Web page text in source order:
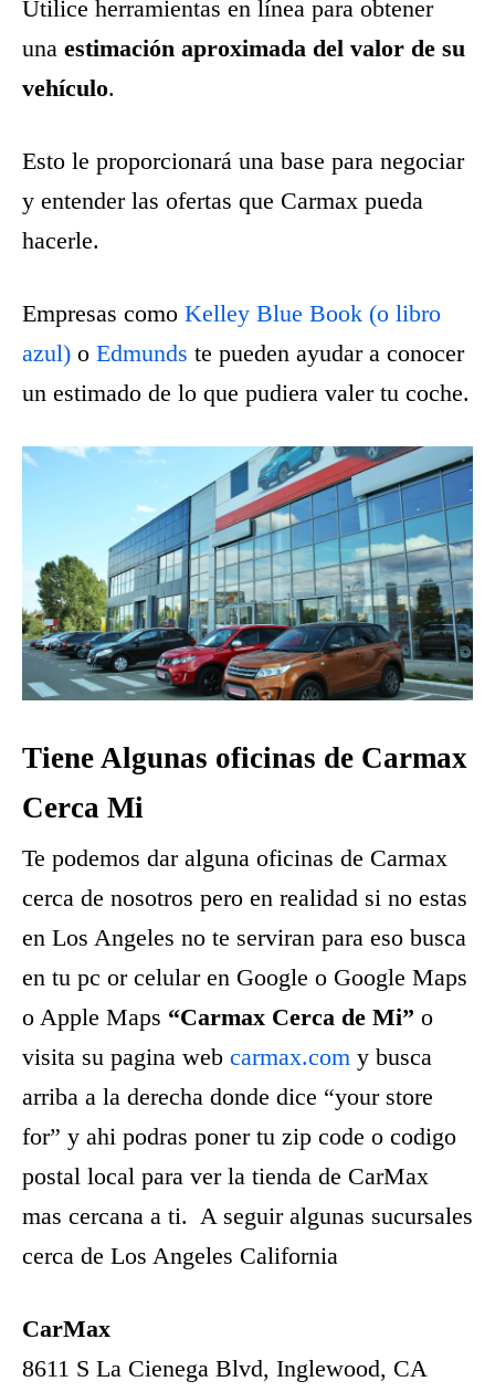
Utilice herramientas en línea para obtener
una estimación aproximada del valor de su
vehículo.
Esto le proporcionará una base para negociar
y entender las ofertas que Carmax pueda
hacerle.
Empresas como Kelley Blue Book (o libro
azul) o Edmunds te pueden ayudar a conocer
un estimado de lo que pudiera valer tu coche.
Tiene Algunas oficinas de Carmax
Cerca Mi
Te podemos dar alguna oficinas de Carmax
cerca de nosotros pero en realidad si no estas
en Los Angeles no te serviran para eso busca
en tu pc or celular en Google o Google Maps
o Apple Maps “Carmax Cerca de Mi” o
visita su pagina web carmax.com y busca
arriba a la derecha donde dice “your store
for” y ahi podras poner tu zip code o codigo
postal local para ver la tienda de CarMax
mas cercana a ti. A seguir algunas sucursales
cerca de Los Angeles California
CarMax
8611 S La Cienega Blvd, Inglewood, CA